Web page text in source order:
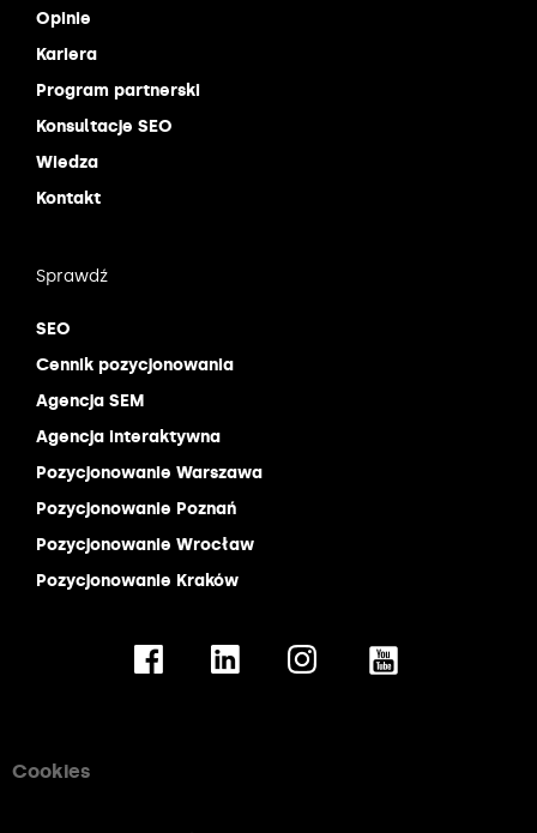
Opinie
Kariera
Program partnerski
Konsultacje SEO
Wiedza
Kontakt
Sprawdź
SEO
Cennik pozycjonowania
Agencja SEM
Agencja interaktywna
Pozycjonowanie Warszawa
Pozycjonowanie Poznań
Pozycjonowanie Wrocław
Pozycjonowanie Kraków
Cookies